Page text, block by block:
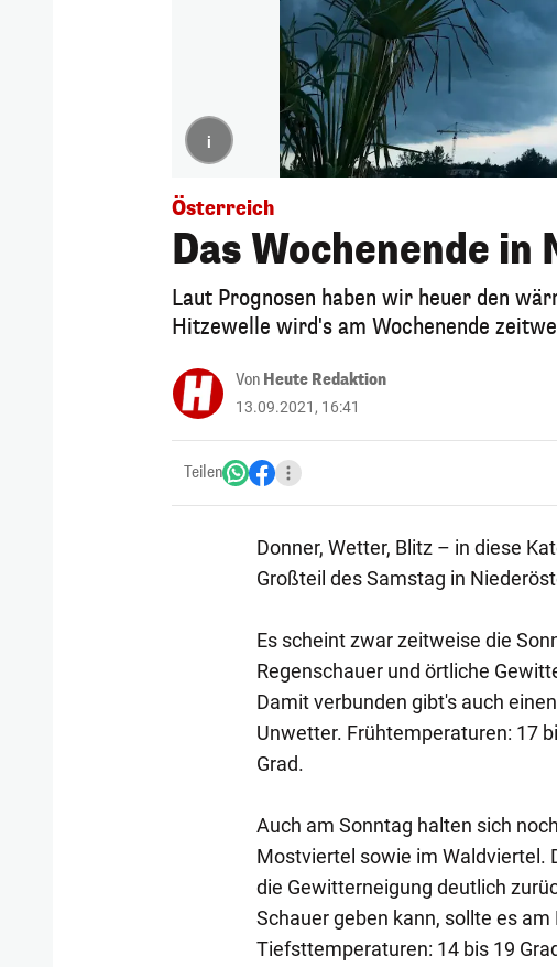
i
Österreich
Das Wochenende
Laut Prognosen haben wir heuer den
Hitzewelle wird's am Wochenende
Von Heute Redaktion
13.09.2021, 16:41
Teilen
Donner, Wetter, Blitz – in diese
Großteil des Samstag in
Es scheint zwar zeitweise die
Regenschauer und örtliche
Damit verbunden gibt's auch
Unwetter. Frühtemperaturen: 17
Grad.
Auch am Sonntag halten sich
Mostviertel sowie im Waldviertel.
die Gewitterneigung deutlich
Schauer geben kann, sollte es
Tiefsttemperaturen: 14 bis 19